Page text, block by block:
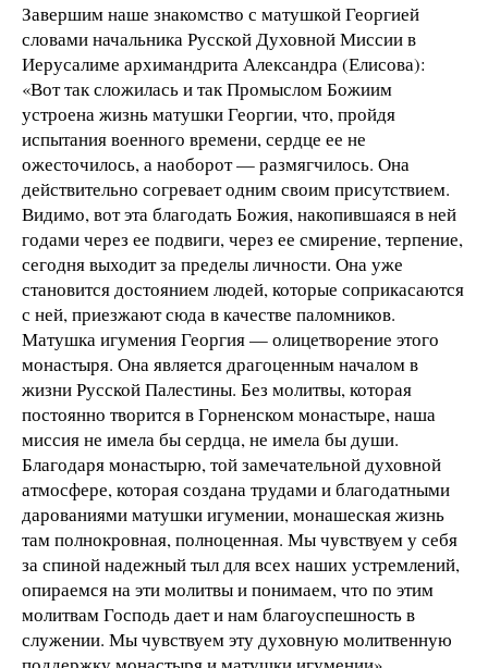
Завершим наше знакомство с матушкой Георгией
словами начальника Русской Духовной Миссии в
Иерусалиме архимандрита Александра (Елисова):
«Вот так сложилась и так Промыслом Божиим
устроена жизнь матушки Георгии, что, пройдя
испытания военного времени, сердце ее не
ожесточилось, а наоборот — размягчилось. Она
действительно согревает одним своим присутствием.
Видимо, вот эта благодать Божия, накопившаяся в ней
годами через ее подвиги, через ее смирение, терпение,
сегодня выходит за пределы личности. Она уже
становится достоянием людей, которые соприкасаются
с ней, приезжают сюда в качестве паломников.
Матушка игумения Георгия — олицетворение этого
монастыря. Она является драгоценным началом в
жизни Русской Палестины. Без молитвы, которая
постоянно творится в Горненском монастыре, наша
миссия не имела бы сердца, не имела бы души.
Благодаря монастырю, той замечательной духовной
атмосфере, которая создана трудами и благодатными
дарованиями матушки игумении, монашеская жизнь
там полнокровная, полноценная. Мы чувствуем у себя
за спиной надежный тыл для всех наших устремлений,
опираемся на эти молитвы и понимаем, что по этим
молитвам Господь дает и нам благоуспешность в
служении. Мы чувствуем эту духовную молитвенную